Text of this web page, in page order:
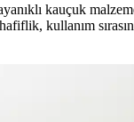
kauçuk
kullanım